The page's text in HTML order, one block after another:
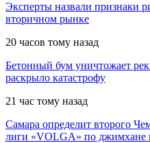
Эксперты назвали признаки
вторичном рынке
20 часов тому назад
Бетонный бум уничтожает
раскрыло катастрофу
21 час тому назад
Самара определит второго
лиги «VOLGA» по джимхане